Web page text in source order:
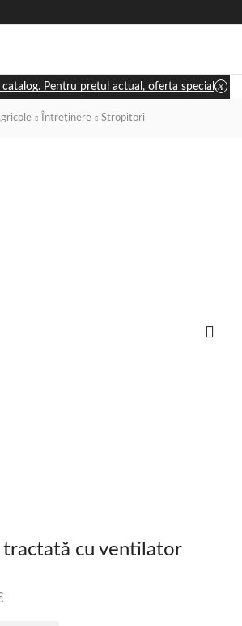
Site-ul are rol de catalog. Pentru prețul actual, oferta specială și disponibilitatea utilajului, apasă „Cere ofertă” și discută cu un consultant.
Întreținere Stropitori
cu ventilator